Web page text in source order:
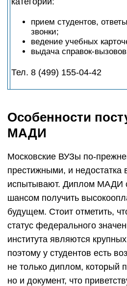
прием студентов,
звонки;
ведение учебных
выдача справок-
Тел. 8 (499) 155-04-42
Особенности
МАДИ
Московские ВУЗы по-
престижными, и недостатка
испытывают. Диплом МАДИ
шансом получить
будущем. Стоит отметить,
статус федерального
института являются
поэтому у студентов есть
не только диплом, который
но и документ, что